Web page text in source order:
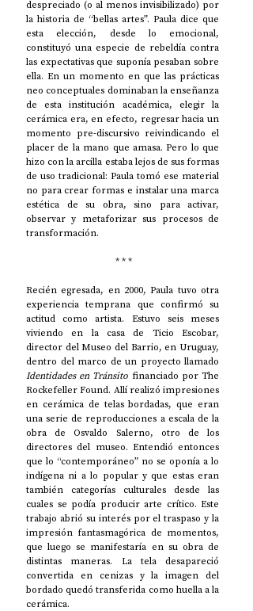
despreciado (o al menos invisibilizado) por
la historia de “bellas artes”. Paula dice que
esta elección, desde lo emocional,
constituyó una especie de rebeldía contra
las expectativas que suponía pesaban sobre
ella. En un momento en que las prácticas
neo conceptuales dominaban la enseñanza
de esta institución académica, elegir la
cerámica era, en efecto, regresar hacia un
momento pre-discursivo reivindicando el
placer de la mano que amasa. Pero lo que
hizo con la arcilla estaba lejos de sus formas
de uso tradicional: Paula tomó ese material
no para crear formas e instalar una marca
estética de su obra, sino para activar,
observar y metaforizar sus procesos de
transformación.
* * *
Recién egresada, en 2000, Paula tuvo otra
experiencia temprana que confirmó su
actitud como artista. Estuvo seis meses
viviendo en la casa de Ticio Escobar,
director del Museo del Barrio, en Uruguay,
Identidades en Tránsito financiado por The
Rockefeller Found. Allí realizó impresiones
en cerámica de telas bordadas, que eran
una serie de reproducciones a escala de la
obra de Osvaldo Salerno, otro de los
directores del museo. Entendió entonces
que lo “contemporáneo” no se oponía a lo
indígena ni a lo popular y que estas eran
también categorías culturales desde las
cuales se podía producir arte crítico. Este
trabajo abrió su interés por el traspaso y la
impresión fantasmagórica de momentos,
que luego se manifestaría en su obra de
distintas maneras. La tela desapareció
convertida en cenizas y la imagen del
bordado quedó transferida como huella a la
cerámica.